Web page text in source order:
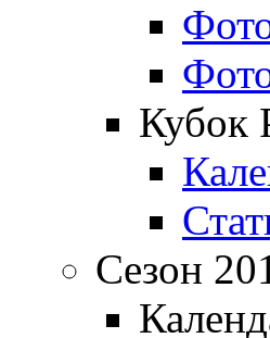
Кубок
Сезон